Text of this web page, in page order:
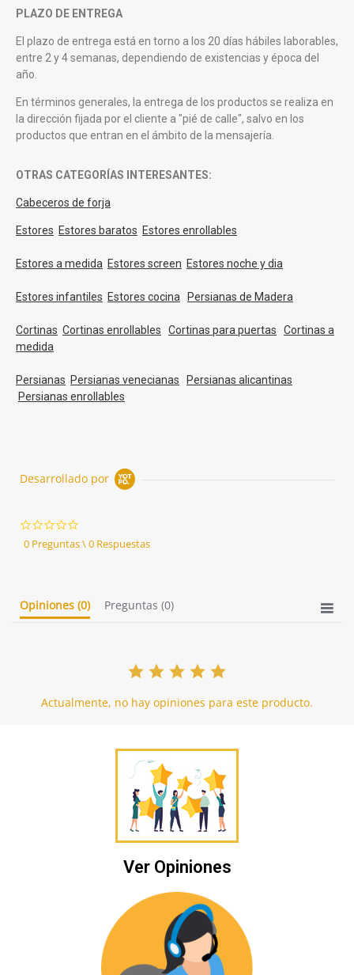
PLAZO DE ENTREGA
El plazo de entrega está en torno a los 20 días hábiles laborables,
entre 2 y 4 semanas, dependiendo de existencias y época del
año.
En términos generales, la entrega de los productos se realiza en
la dirección fijada por el cliente a "pié de calle", salvo en los
productos que entran en el ámbito de la mensajería.
OTRAS CATEGORÍAS INTERESANTES:
Cabeceros de forja
Estores Estores baratos Estores enrollables
Estores a medida Estores screen Estores noche y dia
Estores infantiles Estores cocina Persianas de Madera
Cortinas Cortinas enrollables Cortinas para puertas
Cortinas a
medida
Persianas Persianas venecianas
Persianas alicantinas
Persianas enrollables
Desarrollado por
star
rating
0 Preguntas \ 0 Respuestas
Opiniones (0) Preguntas (0)
Actualmente, no hay opiniones para este producto.
Ver Opiniones